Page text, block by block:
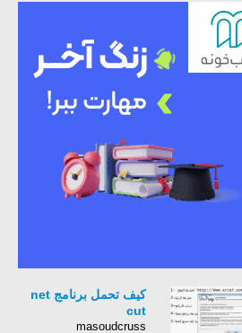
كيف تحمل برنامج net
cut
masoudcruss